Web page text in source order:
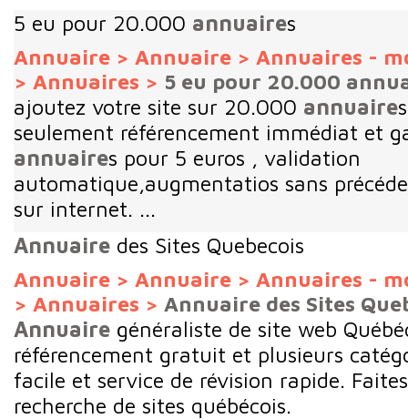
5 eu pour 20.000 annuaires
Annuaire > Annuaire > Annuaires -
> Annuaires > 5 eu pour 20.000
ajoutez votre site sur 20.000 annuaire
seulement référencement immédiat et
annuaires pour 5 euros , validation
automatique,augmentatios sans
sur internet. ...
Annuaire des Sites Quebecois
Annuaire > Annuaire > Annuaires -
> Annuaires > Annuaire des Sites
Annuaire généraliste de site web
référencement gratuit et plusieurs
facile et service de révision rapide.
recherche de sites québécois.